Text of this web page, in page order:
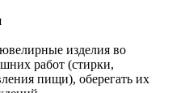
изделия во
работ (стирки,
пищи), оберегать их